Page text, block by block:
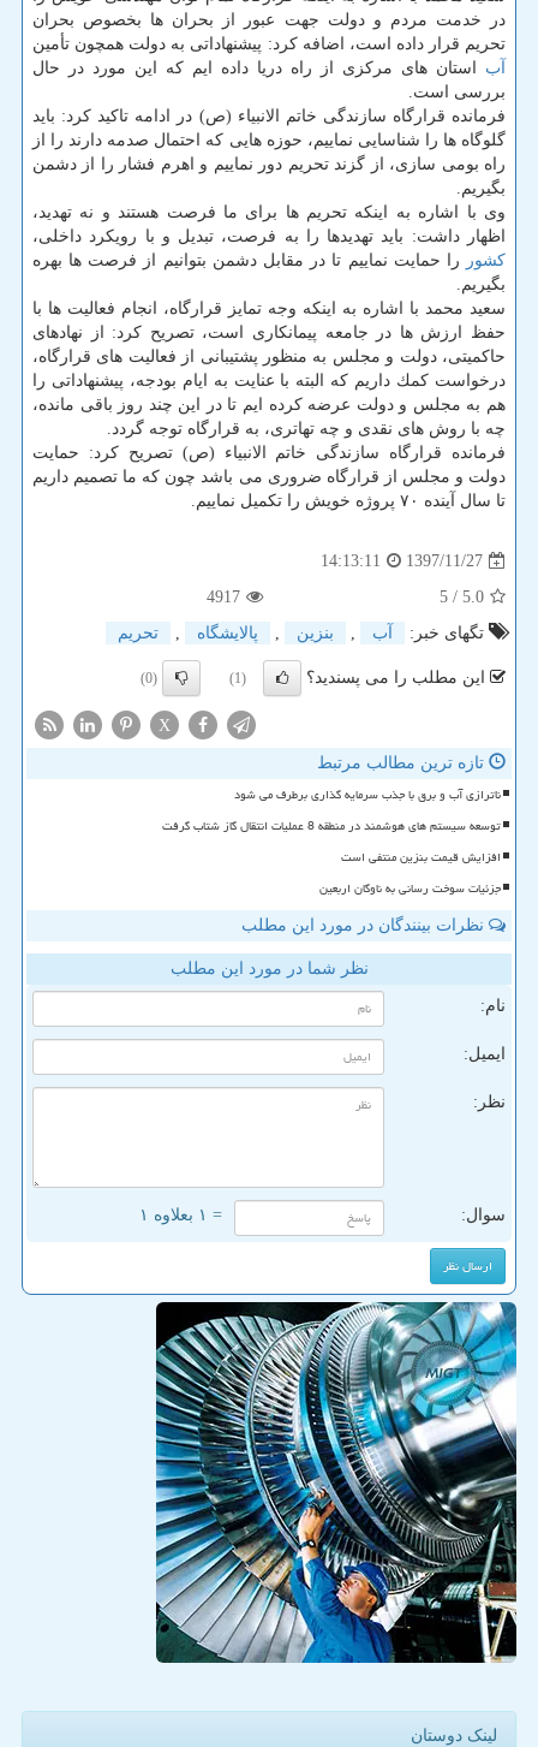
در خدمت مردم و دولت جهت عبور از بحران ها بخصوص بحران
تحریم قرار داده است، اضافه كرد: پیشنهاداتی به دولت همچون تأمین
آب استان های مركزی از راه دریا داده ایم كه این مورد در حال
بررسی است.
فرمانده قرارگاه سازندگی خاتم الانبیاء (ص) در ادامه تاكید كرد: باید
گلوگاه ها را شناسایی نماییم، حوزه هایی كه احتمال صدمه دارند را از
راه بومی سازی، از گزند تحریم دور نماییم و اهرم فشار را از دشمن
بگیریم.
وی با اشاره به اینكه تحریم ها برای ما فرصت هستند و نه تهدید،
اظهار داشت: باید تهدیدها را به فرصت، تبدیل و با رویكرد داخلی،
كشور
را حمایت نماییم تا در مقابل دشمن بتوانیم از فرصت ها بهره
بگیریم.
سعید محمد با اشاره به اینكه وجه تمایز قرارگاه، انجام فعالیت ها با
حفظ ارزش ها در جامعه پیمانكاری است، تصریح كرد: از نهادهای
حاكمیتی، دولت و مجلس به منظور پشتیبانی از فعالیت های قرارگاه،
درخواست كمك داریم كه البته با عنایت به ایام بودجه، پیشنهاداتی را
هم به مجلس و دولت عرضه كرده ایم تا در این چند روز باقی مانده،
چه با روش های نقدی و چه تهاتری، به قرارگاه توجه گردد.
فرمانده قرارگاه سازندگی خاتم الانبیاء (ص) تصریح كرد: حمایت
دولت و مجلس از قرارگاه ضروری می باشد چون كه ما تصمیم داریم
تا سال آینده ۷۰ پروژه خویش را تكمیل نماییم.
1397/11/27
14:13:11
5.0
/ 5
4917
تگهای خبر:
آب , بنزین , پالایشگاه , تحریم
این مطلب را می پسندید؟ (1)
(0)
X
تازه ترین مطالب مرتبط
ناترازی آب و برق با جذب سرمایه گذاری برطرف می شود
توسعه سیستم های هوشمند در منطقه 8 عملیات انتقال گاز شتاب گرفت
افزایش قیمت بنزین منتفی است
جزئیات سوخت رسانی به ناوگان اربعین
نظرات بینندگان در مورد این مطلب
نظر شما در مورد این مطلب
نام:
ایمیل:
نظر:
سوال: = ۱ بعلاوه ۱
لینک دوستان